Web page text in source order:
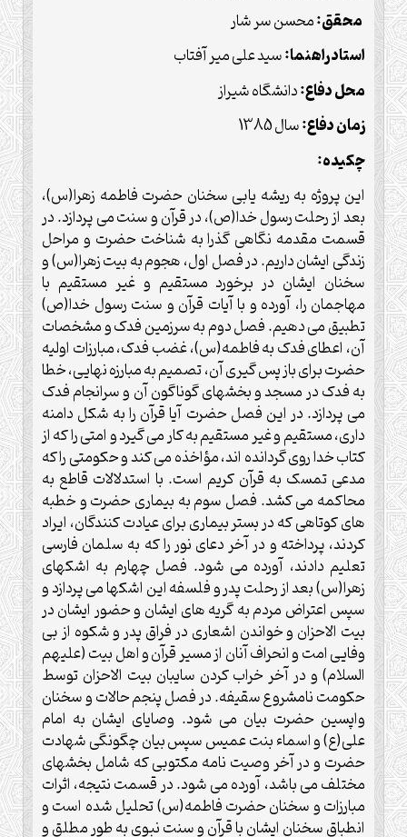
محقق:محسن سر شار
استاد راهنما:سید علی میر آفتاب
محل دفاع:دانشگاه شیراز
زمان دفاع:سال 1385
چکيده:
این پروژه به ریشه یابی سخنان حضرت فاطمه زهرا(س)،
بعد از رحلت رسول خدا(ص)، در قرآن و سنت می پردازد. در
قسمت مقدمه نگاهی گذرا به شناخت حضرت و مراحل
زندگی ایشان داریم. در فصل اول، هجوم به بیت زهرا(س) و
سخنان ایشان در برخورد مستقیم و غیر مستقیم با
مهاجمان را، آورده و با آیات قرآن و سنت رسول خدا(ص)
تطبیق می دهیم. فصل دوم به سرزمین فدک و مشخصات
آن، اعطای فدک به فاطمه(س)، غضب فدک، مبارزات اولیه
حضرت برای باز پس گیری آن، تصمیم به مبارزه نهایی، خطا
به فدک در مسجد و بخشهای گوناگون آن و سرانجام فدک
می پردازد. در این فصل حضرت آیا قرآن را به شکل دامنه
داری، مستقیم و غیر مستقیم به کار می گیرد و امتی را که از
کتاب خدا روی گردانده اند، مؤاخذه می کند و حکومتی را که
مدعی تمسک به قرآن کریم است. با استدلالات قاطع به
محاکمه می کشد. فصل سوم به بیماری حضرت و خطبه
های کوتاهی که در بستر بیماری برای عیادت کنندگان، ایراد
کردند، پرداخته و در آخر دعای نور را که به سلمان فارسی
تعلیم دادند، آورده می شود. فصل چهارم به اشکهای
زهرا(س) بعد از رحلت پدر و فلسفه این اشکها می پردازد و
سپس اعتراض مردم به گریه های ایشان و حضور ایشان در
بیت الاحزان و خواندن اشعاری در فراق پدر و شکوه از بی
وفایی امت و انحراف آنان از مسیر قرآن و اهل بیت (علیهم
السلام) و در آخر خراب کردن سایبان بیت الاحزان توسط
حکومت نامشروع سقیفه. در فصل پنجم حالات و سخنان
واپسین حضرت بیان می شود. وصایای ایشان به امام
علی(ع) و اسماء بنت عمیس سپس بیان چگونگی شهادت
حضرت و در آخر وصیت نامه مکتوبی که شامل بخشهای
مختلف می باشد، آورده می شود. در قسمت نتیجه، اثرات
مبارزات و سخنان حضرت فاطمه(س) تحلیل شده است و
انطباق سخنان ایشان با قرآن و سنت نبوی به طور مطلق و